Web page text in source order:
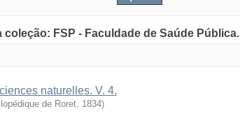
FSP - Faculdade de Saúde Pública.
naturelles. V. 4.
de Roret, 1834)